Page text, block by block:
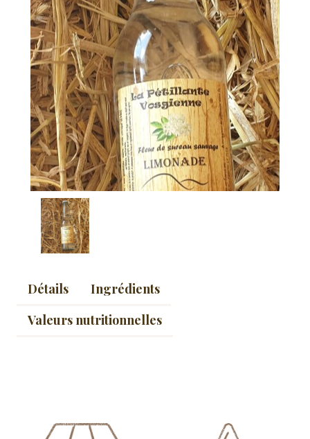
Détails
Ingrédients
Valeurs nutritionnelles